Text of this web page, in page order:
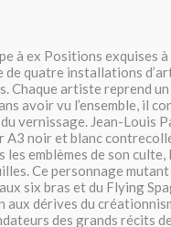
à ex Positions exquises
de quatre installations
Chaque artiste reprend
avoir vu l’ensemble, il
vernissage. Jean-Louis
A3 noir et blanc
emblèmes de son
Ce personnage
six bras et du Flying
dérives du
des grands récits